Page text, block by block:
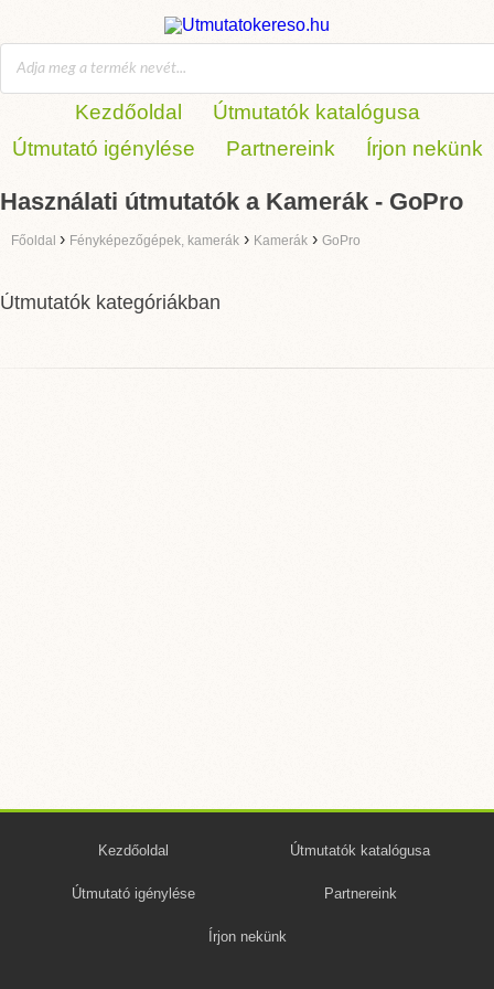
Kezdőoldal
Útmutatók katalógusa
Útmutató igénylése
Partnereink Írjon nekünk
Használati útmutatók a Kamerák - GoPro
Főoldal › Fényképezőgépek, kamerák › Kamerák › GoPro
Útmutatók kategóriákban
Kezdőoldal Útmutatók katalógusa
Útmutató igénylése Partnereink
Írjon nekünk